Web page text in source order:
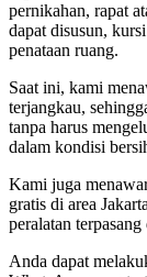
pernikahan, rapat
dapat disusun,
penataan ruang.
Saat ini, kami
terjangkau,
tanpa harus
dalam kondisi
Kami juga
gratis di area
peralatan
Anda dapat